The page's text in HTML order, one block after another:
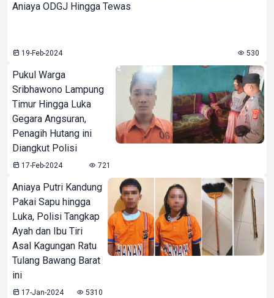
Aniaya ODGJ Hingga Tewas
19-Feb-2024 530
Pukul Warga
Sribhawono Lampung
Timur Hingga Luka
Gegara Angsuran,
Penagih Hutang ini
Diangkut Polisi
17-Feb-2024 721
Aniaya Putri Kandung
Pakai Sapu hingga
Luka, Polisi Tangkap
Ayah dan Ibu Tiri
Asal Kagungan Ratu
Tulang Bawang Barat
ini
17-Jan-2024 5310